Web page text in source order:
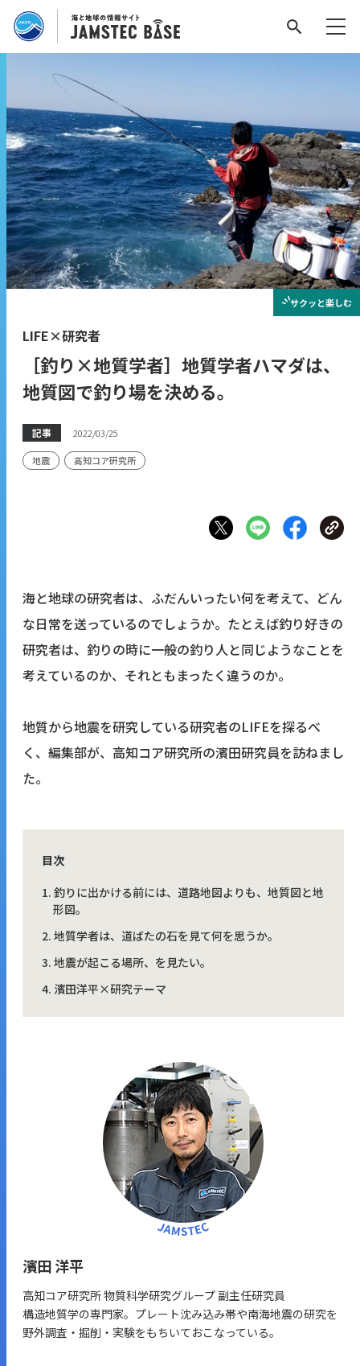
サクッと楽しむ
LIFE×研究者
［釣り×地質学者］地質学者ハマダは、
地質図で釣り場を決める。
記事 2022/03/25
地震 高知コア研究所
海と地球の研究者は、ふだんいったい何を考えて、どん
な日常を送っているのでしょうか。たとえば釣り好きの
研究者は、釣りの時に一般の釣り人と同じようなことを
考えているのか、それともまったく違うのか。
地質から地震を研究している研究者のLIFEを探るべ
く、編集部が、高知コア研究所の濱田研究員を訪ねまし
た。
目次
釣りに出かける前には、道路地図よりも、地質図と地
形図。
地質学者は、道ばたの石を見て何を思うか。
地震が起こる場所、を見たい。
濱田洋平×研究テーマ
濱田 洋平
高知コア研究所 物質科学研究グループ 副主任研究員
構造地質学の専門家。プレート沈み込み帯や南海地震の研究を
野外調査・掘削・実験をもちいておこなっている。